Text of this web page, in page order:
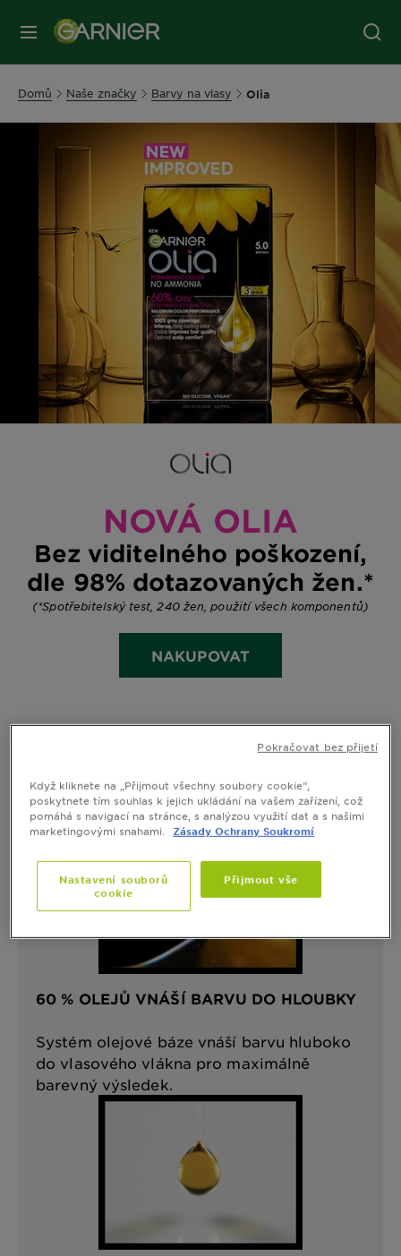
MENU
Domů Naše značky Barvy na vlasy Olia
NOVÁ OLIA
Bez viditelného poškození,
dle 98% dotazovaných žen.*
(*Spotřebitelský test, 240 žen, použití všech komponentů)
NAKUPOVAT
60 % OLEJŮ VNÁŠÍ BARVU DO HLOUBKY
Systém olejové báze vnáší barvu hluboko
do vlasového vlákna pro maximálně
barevný výsledek.
Když kliknete na „Přijmout všechny soubory cookie“,
poskytnete tím souhlas k jejich ukládání na vašem zařízení, což
pomáhá s navigací na stránce, s analýzou využití dat a s našimi
marketingovými snahami.
Zásady Ochrany Soukromí
Nastavení souborů
cookie
Přijmout vše
Pokračovat bez přijetí